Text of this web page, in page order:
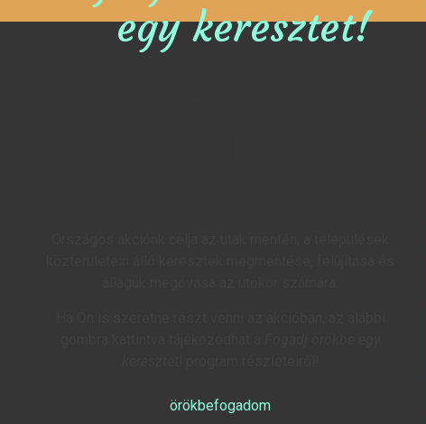
egy keresztet!
örökbefogadom